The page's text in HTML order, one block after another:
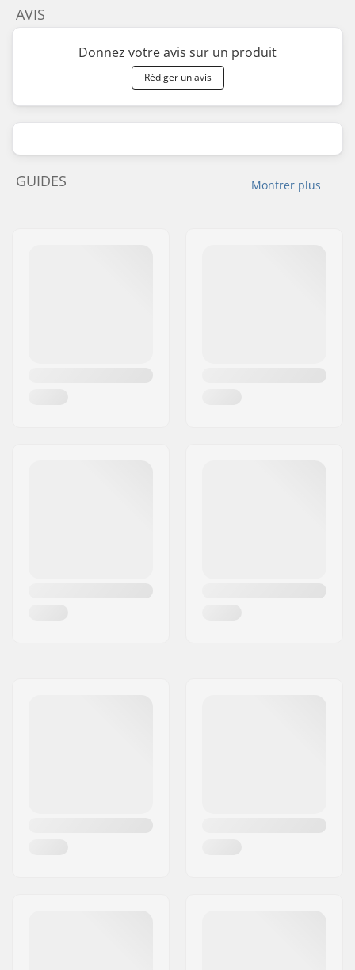
AVIS
Donnez votre avis sur un produit
Rédiger un avis
Montrer plus
GUIDES